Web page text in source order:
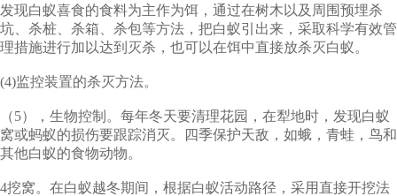
发现白蚁喜食的食料为主作为饵，通过在树木以及周围预埋杀
坑、杀桩、杀箱、杀包等方法，把白蚁引出来，采取科学有效管
理措施进行加以达到灭杀，也可以在饵中直接放杀灭白蚁。
(4)监控装置的杀灭方法。
（5），生物控制。每年冬天要清理花园，在犁地时，发现白蚁
窝或蚂蚁的损伤要跟踪消灭。四季保护天敌，如蛾，青蛙，鸟和
其他白蚁的食物动物。
4挖窝。在白蚁越冬期间，根据白蚁活动路径，采用直接开挖法